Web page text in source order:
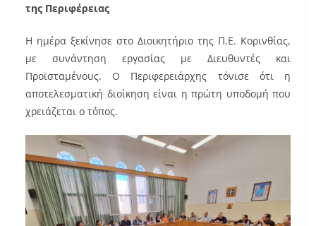
της Περιφέρειας
Η ημέρα ξεκίνησε στο Διοικητήριο της Π.Ε. Κορινθίας,
με συνάντηση εργασίας με Διευθυντές και
Προϊσταμένους. Ο Περιφερειάρχης τόνισε ότι η
αποτελεσματική διοίκηση είναι η πρώτη υποδομή που
χρειάζεται ο τόπος.